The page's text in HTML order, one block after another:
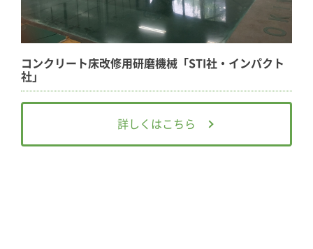
コンクリート床改修用研磨機械「STI社・インパクト
社」
詳しくはこちら